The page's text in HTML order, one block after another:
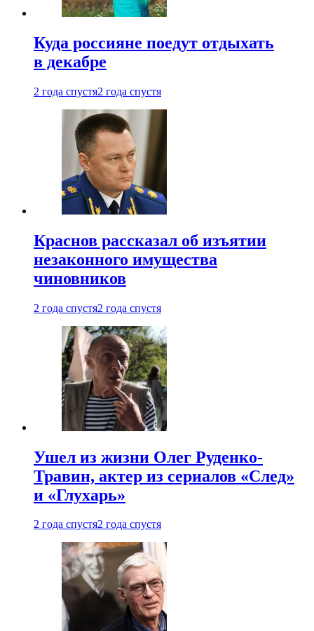
Куда россияне поедут отдыхать
в декабре
2 года спустя2 года спустя
Краснов рассказал об изъятии
незаконного имущества
чиновников
2 года спустя2 года спустя
Ушел из жизни Олег Руденко-
Травин, актер из сериалов «След»
и «Глухарь»
2 года спустя2 года спустя